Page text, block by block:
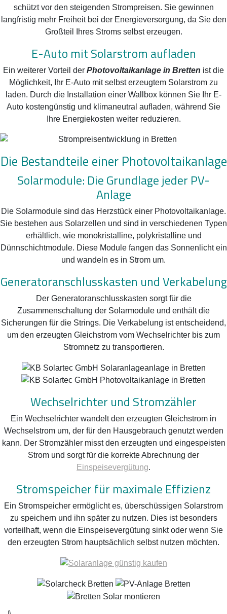
schützt vor den steigenden Strompreisen. Sie gewinnen
langfristig mehr Freiheit bei der Energieversorgung, da Sie den
Großteil Ihres Stroms selbst erzeugen.
E-Auto mit Solarstrom aufladen
Ein weiterer Vorteil der Photovoltaikanlage in Bretten ist die
Möglichkeit, Ihr E-Auto mit selbst erzeugtem Solarstrom zu
laden. Durch die Installation einer Wallbox können Sie Ihr E-
Auto kostengünstig und klimaneutral aufladen, während Sie
Ihre Energiekosten weiter reduzieren.
Die Bestandteile einer Photovoltaikanlage
Solarmodule: Die Grundlage jeder PV-
Anlage
Die Solarmodule sind das Herzstück einer Photovoltaikanlage.
Sie bestehen aus Solarzellen und sind in verschiedenen Typen
erhältlich, wie monokristalline, polykristalline und
Dünnschichtmodule. Diese Module fangen das Sonnenlicht ein
und wandeln es in Strom um.
Generatoranschlusskasten und Verkabelung
Der Generatoranschlusskasten sorgt für die
Zusammenschaltung der Solarmodule und enthält die
Sicherungen für die Strings. Die Verkabelung ist entscheidend,
um den erzeugten Gleichstrom vom Wechselrichter bis zum
Stromnetz zu transportieren.
Wechselrichter und Stromzähler
Ein Wechselrichter wandelt den erzeugten Gleichstrom in
Wechselstrom um, der für den Hausgebrauch genutzt werden
kann. Der Stromzähler misst den erzeugten und eingespeisten
Strom und sorgt für die korrekte Abrechnung der
Einspeisevergütung.
Stromspeicher für maximale Effizienz
Ein Stromspeicher ermöglicht es, überschüssigen Solarstrom
zu speichern und ihn später zu nutzen. Dies ist besonders
vorteilhaft, wenn die Einspeisevergütung sinkt oder wenn Sie
den erzeugten Strom hauptsächlich selbst nutzen möchten.